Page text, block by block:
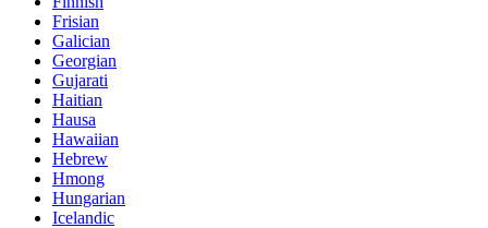
Frisian
Galician
Georgian
Gujarati
Haitian
Hausa
Hawaiian
Hebrew
Hmong
Hungarian
Icelandic